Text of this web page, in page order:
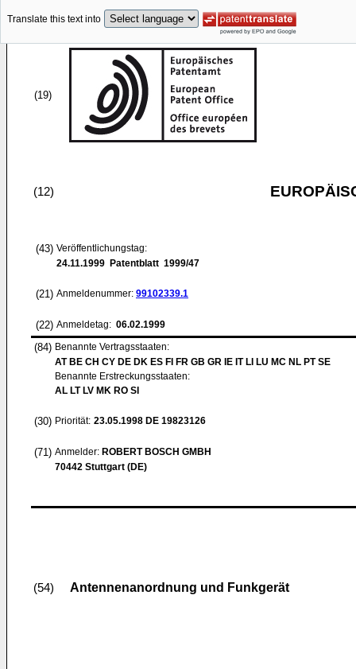
Translate this text into
(19)
(12)
(43) Veröffentlichungstag:
24.11.1999 Patentblatt 1999/47
(21) Anmeldenummer: 99102339.1
(22) Anmeldetag: 06.02.1999
(84) Benannte Vertragsstaaten:
AT BE CH CY DE DK ES FI FR GB GR IE IT LI LU MC NL PT SE
Benannte Erstreckungsstaaten:
AL LT LV MK RO SI
(30) Priorität: 23.05.1998 DE 19823126
(71) Anmelder: ROBERT BOSCH GMBH
70442 Stuttgart (DE)
(54) Antennenanordnung und Funkgerät